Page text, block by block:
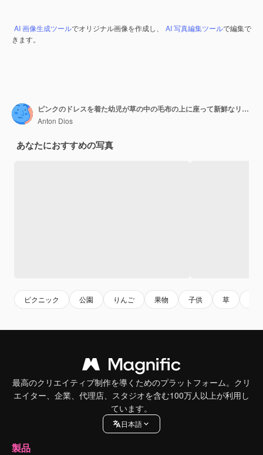
AI 画像生成ツールでオリジナル画像を作成し、 AI 写真編集ツールで編集で
きます。
ピンクのドレスを着た幼児が草の中の毛布の上に座って新鮮なリンゴを食べています
Anton Dios
あなたにおすすめの写真
ピクニック 公園 りんご 果物 子供 草
最高のクリエイティブ制作を導くためのプラットフォーム。クリ
エイター、企業、代理店、スタジオを含む100万人以上が利用し
ています。
日本語
製品